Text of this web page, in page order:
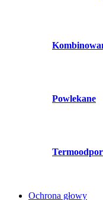
Powlekane
Ochrona głowy